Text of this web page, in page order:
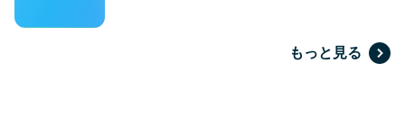
もっと見る